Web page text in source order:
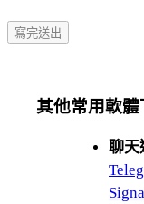
其他常用軟體
聊天